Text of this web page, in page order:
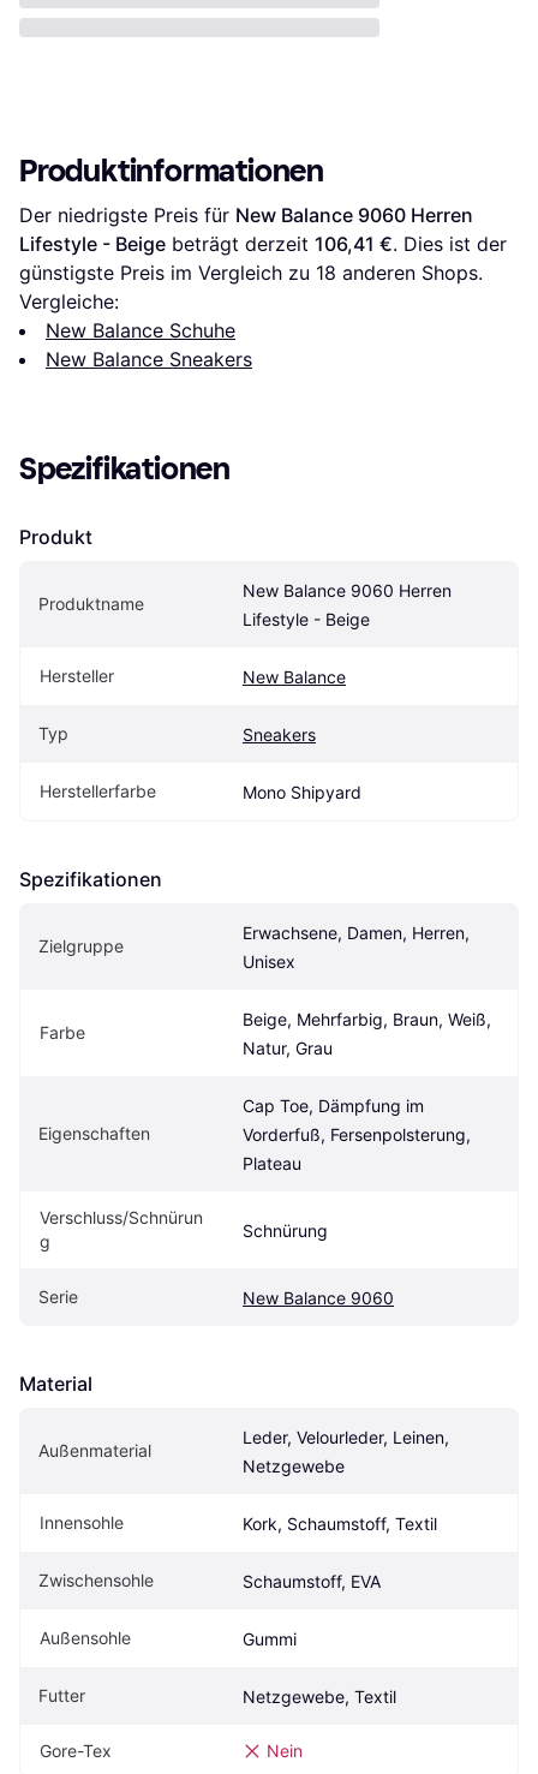
Produktinformationen
Der niedrigste Preis für New Balance 9060 Herren
Lifestyle - Beige beträgt derzeit 106,41 €. Dies ist der
günstigste Preis im Vergleich zu 18 anderen Shops.
Vergleiche:
New Balance Schuhe
New Balance Sneakers
Spezifikationen
Produkt
Produktname
New Balance 9060 Herren
Lifestyle - Beige
Hersteller New Balance
Typ Sneakers
Herstellerfarbe Mono Shipyard
Spezifikationen
Zielgruppe
Erwachsene, Damen, Herren,
Unisex
Farbe
Beige, Mehrfarbig, Braun, Weiß,
Natur, Grau
Eigenschaften
Cap Toe, Dämpfung im
Vorderfuß, Fersenpolsterung,
Plateau
Verschluss/Schnürun
g
Schnürung
Serie New Balance 9060
Material
Außenmaterial
Leder, Velourleder, Leinen,
Netzgewebe
Innensohle Kork, Schaumstoff, Textil
Zwischensohle Schaumstoff, EVA
Außensohle Gummi
Futter Netzgewebe, Textil
Gore-Tex Nein